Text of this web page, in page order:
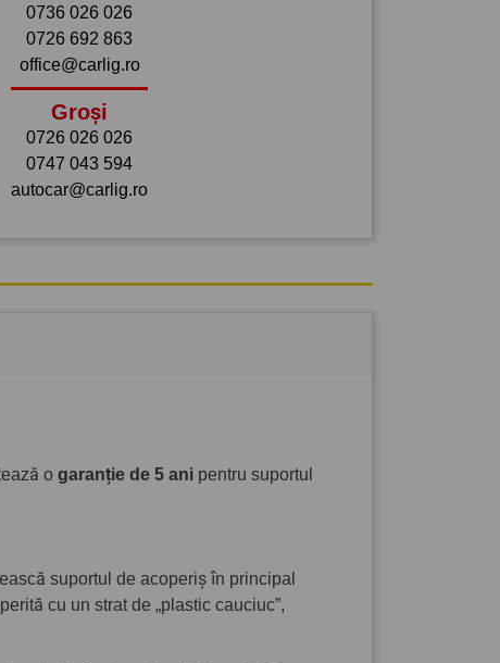
0736 026 026
0726 692 863
office@carlig.ro
Groși
0726 026 026
0747 043 594
autocar@carlig.ro
o garanție de 5 ani pentru suportul
suportul de acoperiș în principal
cu un strat de „plastic cauciuc”,